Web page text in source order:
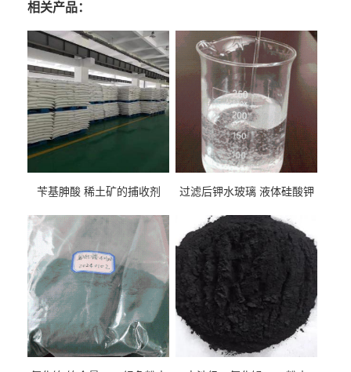
相关产品：
苄基胂酸 稀土矿的捕收剂 过滤后钾水玻璃 液体硅酸钾